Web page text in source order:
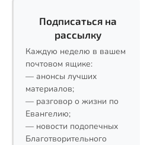
Подписаться на
рассылку
Каждую неделю в вашем
почтовом ящике:
— анонсы лучших
материалов;
— разговор о жизни по
Евангелию;
— новости подопечных
Благотворительного